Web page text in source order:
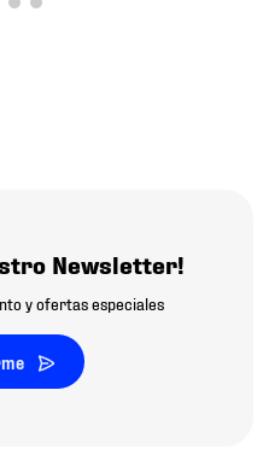
Newsletter!
y ofertas especiales